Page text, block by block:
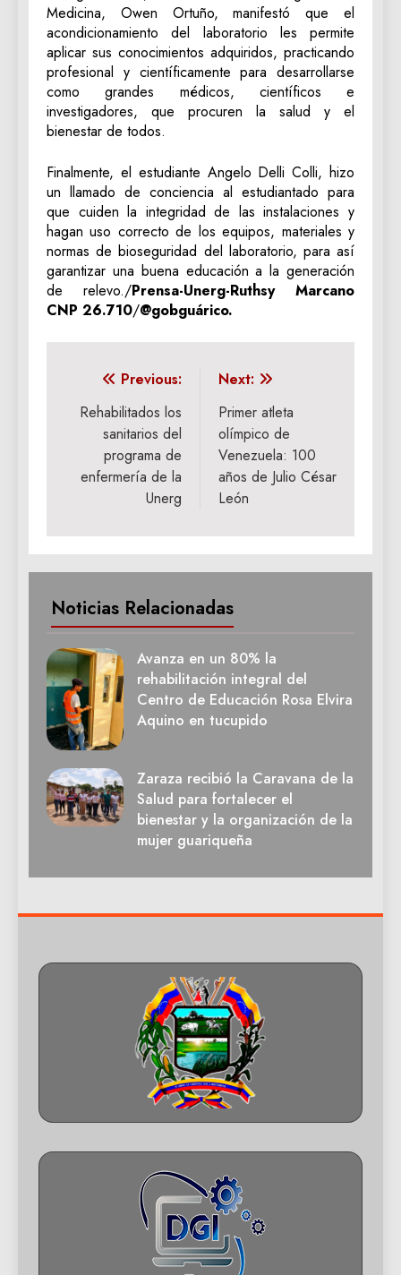
Medicina, Owen Ortuño, manifestó que el
acondicionamiento del laboratorio les permite
aplicar sus conocimientos adquiridos, practicando
profesional y científicamente para desarrollarse
como grandes médicos, científicos e
investigadores, que procuren la salud y el
bienestar de todos.
Finalmente, el estudiante Angelo Delli Colli, hizo
un llamado de conciencia al estudiantado para
que cuiden la integridad de las instalaciones y
hagan uso correcto de los equipos, materiales y
normas de bioseguridad del laboratorio, para así
garantizar una buena educación a la generación
de relevo./Prensa-Unerg-Ruthsy Marcano
CNP 26.710/@gobguárico.
Navegación
de
entradas
Previous:
Rehabilitados los
sanitarios del
programa de
enfermería de la
Unerg
Next:
Primer atleta
olímpico de
Venezuela: 100
años de Julio César
León
Noticias Relacionadas
Avanza en un 80% la
rehabilitación integral del
Centro de Educación Rosa Elvira
Aquino en tucupido
Zaraza recibió la Caravana de la
Salud para fortalecer el
bienestar y la organización de la
mujer guariqueña